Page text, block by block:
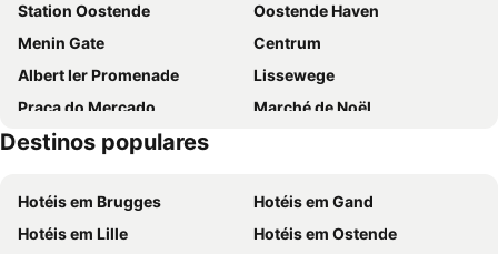
Plopsaland Theater Hotel
Hotel Iris
Hotel Montana
Hotel Apostroff
Hof Ter Duinen
Cosmopolite Hotel Nieuwpoort-Bad
West Bay
Radisson Blu Grand Hotel & Spa, Malo-Les-Bains
ibis Dunkerque Centre
Louvre Hotels Group Dunkerque
Station Oostende
Oostende Haven
Menin Gate
Centrum
Albert Ier Promenade
Lissewege
Praça do Mercado
Marché de Noël
Brugge anno 1468
Country House with Belfry
National Fisheries Museum Oostduinkerke
Kasteel Beauvoorde
City's Market Hall and Belfry
Destinos populares
Hotéis em Brugges
Hotéis em Gand
Hotéis em Lille
Hotéis em Ostende